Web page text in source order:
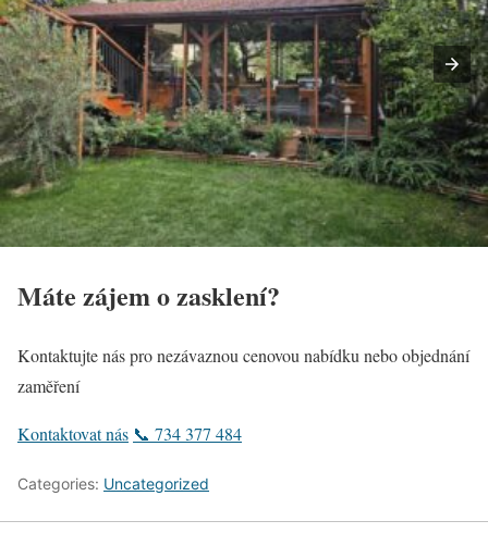
Máte zájem o zasklení?
Kontaktujte nás pro nezávaznou cenovou nabídku nebo objednání
zaměření
Kontaktovat nás 📞 734 377 484
Categories: Uncategorized